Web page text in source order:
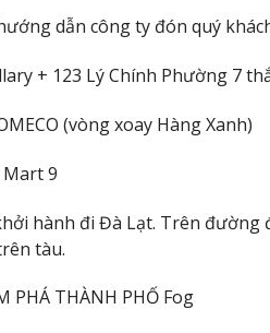
dẫn công ty đón quý
+ 123 Lý Chính Phường 7
(vòng xoay Hàng Xanh)
Mart 9
hành đi Đà Lạt. Trên
tàu.
PHÁ THÀNH PHỐ Fog